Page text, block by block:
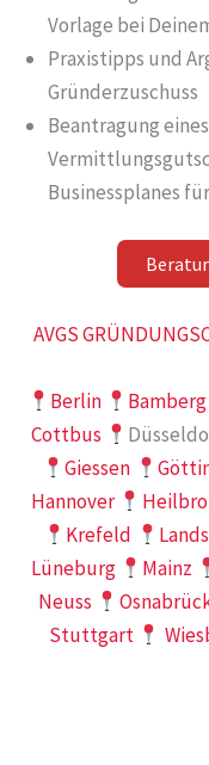
Vorlage bei
Praxistipps und
Gründerzuschuss
Beantragung
Businessplanes
AVGS
Berlin
Bamberg
Cottbus
Giessen
Hannover
Krefeld
Lüneburg
Mainz
Neuss
Stuttgart